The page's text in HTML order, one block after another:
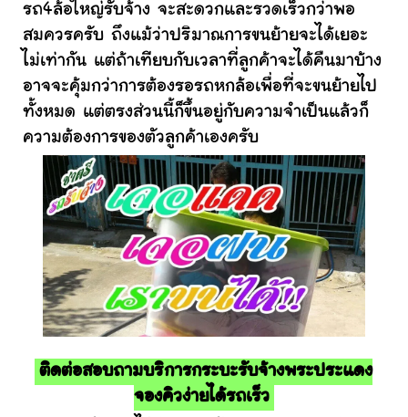
รถ4ล้อใหญ่รับจ้าง จะสะดวกและรวดเร็วกว่าพอ
สมควรครับ ถึงแม้ว่าปริมาณการขนย้ายจะได้เยอะ
ไม่เท่ากัน แต่ถ้าเทียบกับเวลาที่ลูกค้าจะได้คืนมาบ้าง
อาจจะคุ้มกว่าการต้องรอรถหกล้อเพื่อที่จะขนย้ายไป
ทั้งหมด แต่ตรงส่วนนี้ก็ขึ้นอยู่กับความจำเป็นแล้วก็
ความต้องการของตัวลูกค้าเองครับ
ติดต่อสอบถามบริการกระบะรับจ้างพระประแดง
จองคิวง่ายได้รถเร็ว